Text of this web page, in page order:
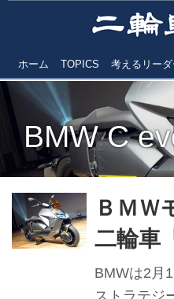
ホーム TOPICS 考えるリーダ
BMW C
ＢＭＷ
二輪車
発表 C
BMWは2月